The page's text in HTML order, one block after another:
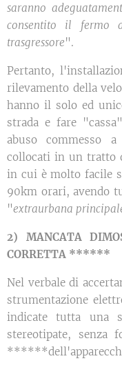
saranno
consentito il fermo
trasgressore".
Pertanto,
rilevamento della
hanno il solo ed
strada e fare
abuso commesso
collocati in un tratto
in cui è molto facile
90km orari, avendo
"extraurbana
2) MANCATA
CORRETTA ******
Nel verbale di
strumentazione
indicate tutta una
stereotipate, senza